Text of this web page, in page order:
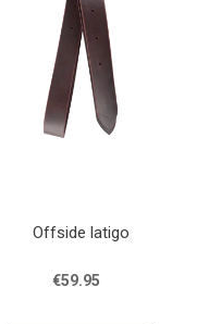
Offside latigo
€59.95